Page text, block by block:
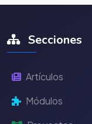
Secciones
Artículos
Módulos